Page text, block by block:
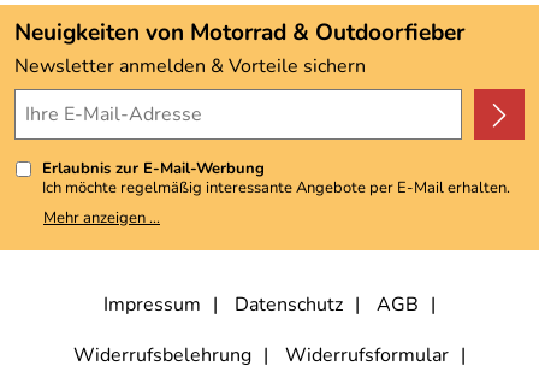
Angebote
Kundenbewertungen (3.492)
4,9/5*****
Neuigkeiten von Motorrad & Outdoorfieber
Newsletter anmelden & Vorteile sichern
Erlaubnis zur E-Mail-Werbung
Ich möchte regelmäßig interessante Angebote per E-Mail erhalten.
Meine E-Mail-Adresse wird nicht an andere Unternehmen
weitergegeben. Zu statistischen Zwecken wird in anonymer Form
kann ich jederzeit mit Wirkung für die Zukunft widerrufen, indem ich
den Link "Abmelden" am Ende des Newsletters anklicke. Die
Mehr anzeigen ...
Impressum Datenschutz
AGB
Widerrufsbelehrung
Widerrufsformular